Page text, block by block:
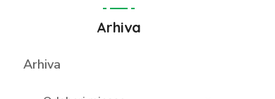
Arhiva
Arhiva